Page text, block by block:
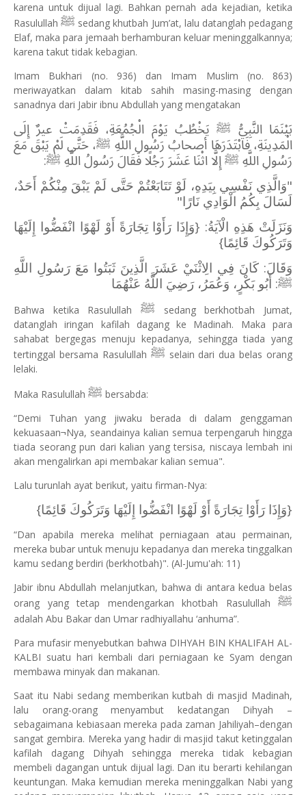
karena untuk dijual lagi. Bahkan pernah ada kejadian, ketika
Rasulullahﷺ sedang khutbah Jum’at, lalu datanglah pedagang
Elaf, maka para jemaah berhamburan keluar meninggalkannya;
karena takut tidak kebagian.
Imam Bukhari (no. 936) dan Imam Muslim (no. 863)
meriwayatkan dalam kitab sahih masing-masing dengan
sanadnya dari Jabir ibnu Abdullah yang mengatakan
بَيْنَمَا النَّبِيُّ ﷺ يَخْطُبُ يَوْمَ الْجُمُعَةِ، فَقَدِمَتْ عيرٌ إِلَى
الْمَدِينَةِ، فَابْتَدَرَهَا أصحابُ رَسُولِ اللَّهِ ﷺ، حَتَّى لَمْ يَبْقَ مَعَ
رَسُولِ اللَّهِ ﷺ إِلَّا اثْنَا عَشَرَ رَجُلًا فَقَالَ رَسُولُ اللَّهِ ﷺ:
"وَالَّذِي نَفْسِي بِيَدِهِ، لَوْ تَتَابَعْتُمْ حَتَّى لَمْ يَبْقَ مِنْكُمْ أَحَدٌ،
لَسَالَ بِكُمُ الْوَادِي نَارًا"
وَنَزَلَتْ هَذِهِ الْآيَةُ: {وَإِذَا رَأَوْا تِجَارَةً أَوْ لَهْوًا انْفَضُّوا إِلَيْهَا
وَتَرَكُوكَ قَائِمًا}
وَقَالَ: كَانَ فِي الِاثْنَيْ عَشَرَ الَّذِينَ ثَبَتُوا مَعَ رَسُولِ اللَّهِ
ﷺ: أَبُو بَكْرٍ، وَعُمَرُ، رَضِيَ اللَّهُ عَنْهُمَا
Bahwa ketika Rasulullah ﷺ sedang berkhotbah Jumat,
datanglah iringan kafilah dagang ke Madinah. Maka para
sahabat bergegas menuju kepadanya, sehingga tiada yang
tertinggal bersama Rasulullah ﷺ selain dari dua belas orang
lelaki.
Maka Rasulullah ﷺ bersabda:
“Demi Tuhan yang jiwaku berada di dalam genggaman
kekuasaan¬Nya, seandainya kalian semua terpengaruh hingga
tiada seorang pun dari kalian yang tersisa, niscaya lembah ini
akan mengalirkan api membakar kalian semua".
Lalu turunlah ayat berikut, yaitu firman-Nya:
{وَإِذَا رَأَوْا تِجَارَةً أَوْ لَهْوًا انْفَضُّوا إِلَيْهَا وَتَرَكُوكَ قَائِمًا}
“Dan apabila mereka melihat perniagaan atau permainan,
mereka bubar untuk menuju kepadanya dan mereka tinggalkan
kamu sedang berdiri (berkhotbah)". (Al-Jumu'ah: 11)
Jabir ibnu Abdullah melanjutkan, bahwa di antara kedua belas
orang yang tetap mendengarkan khotbah Rasulullah ﷺ
adalah Abu Bakar dan Umar radhiyallahu ‘anhuma”.
Para mufasir menyebutkan bahwa DIHYAH BIN KHALIFAH AL-
KALBI suatu hari kembali dari perniagaan ke Syam dengan
membawa minyak dan makanan.
Saat itu Nabi sedang memberikan kutbah di masjid Madinah,
lalu orang-orang menyambut kedatangan Dihyah –
sebagaimana kebiasaan mereka pada zaman Jahiliyah–dengan
sangat gembira. Mereka yang hadir di masjid takut ketinggalan
kafilah dagang Dihyah sehingga mereka tidak kebagian
membeli dagangan untuk dijual lagi. Dan itu berarti kehilangan
keuntungan. Maka kemudian mereka meninggalkan Nabi yang